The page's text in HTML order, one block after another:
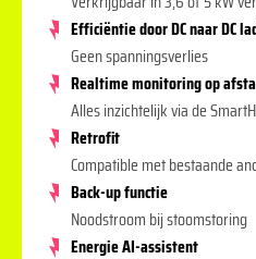
Efficiëntie door DC naar DC
Geen spanningsverlies
Realtime monitoring op
Alles inzichtelijk via de
Retrofit
Compatible met bestaande
Back-up functie
Noodstroom bij stoomstoring
Energie AI-assistent